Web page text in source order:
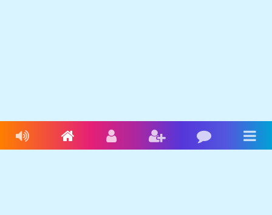
Livres audioAccueil ConnexionInscriptionBlog